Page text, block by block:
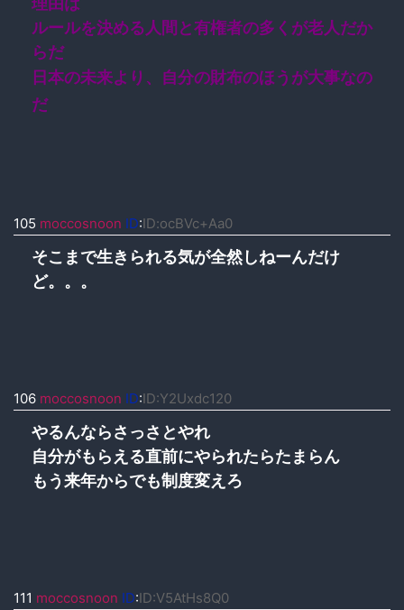
ルールを決める人間と有権者の多くが老人だか
らだ
日本の未来より、自分の財布のほうが大事なの
だ
105 moccosnoon ID:ID:ocBVc+Aa0
そこまで生きられる気が全然しねーんだけ
ど。。。
106 moccosnoon ID:ID:Y2Uxdc120
やるんならさっさとやれ
自分がもらえる直前にやられたらたまらん
もう来年からでも制度変えろ
111 moccosnoon ID:ID:V5AtHs8Q0